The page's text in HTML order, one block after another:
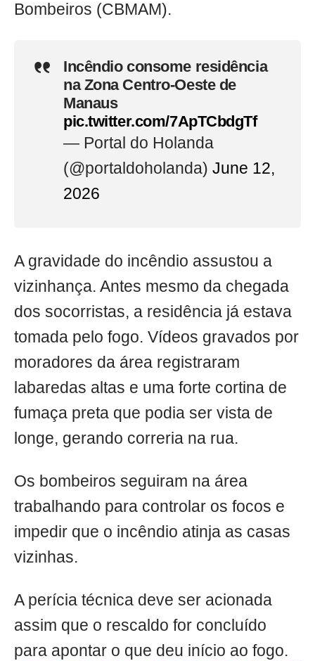
Bombeiros (CBMAM).
Incêndio consome residência
na Zona Centro-Oeste de
Manaus
pic.twitter.com/7ApTCbdgTf
— Portal do Holanda
(@portaldoholanda) June 12,
2026
A gravidade do incêndio assustou a
vizinhança. Antes mesmo da chegada
dos socorristas, a residência já estava
tomada pelo fogo. Vídeos gravados por
moradores da área registraram
labaredas altas e uma forte cortina de
fumaça preta que podia ser vista de
longe, gerando correria na rua.
Os bombeiros seguiram na área
trabalhando para controlar os focos e
impedir que o incêndio atinja as casas
vizinhas.
A perícia técnica deve ser acionada
assim que o rescaldo for concluído
para apontar o que deu início ao fogo.